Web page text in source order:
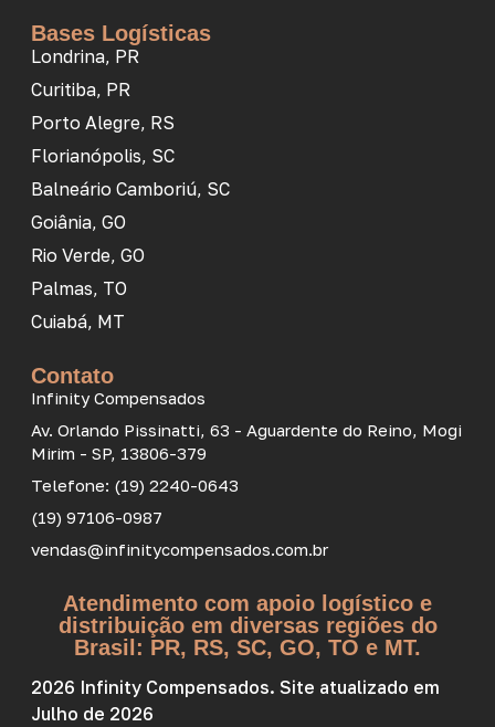
Bases Logísticas
Londrina, PR
Curitiba, PR
Porto Alegre, RS
Florianópolis, SC
Balneário Camboriú, SC
Goiânia, GO
Rio Verde, GO
Palmas, TO
Cuiabá, MT
Contato
Infinity Compensados
Av. Orlando Pissinatti, 63 - Aguardente do Reino, Mogi
Mirim - SP, 13806-379
Telefone: (19) 2240-0643
(19) 97106-0987
vendas@infinitycompensados.com.br
Atendimento com apoio logístico e
distribuição em diversas regiões do
Brasil: PR, RS, SC, GO, TO e MT.
2026 Infinity Compensados. Site atualizado em
Julho de 2026